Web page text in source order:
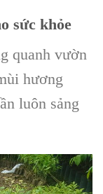
sức khỏe
quanh vườn
hương
luôn sảng